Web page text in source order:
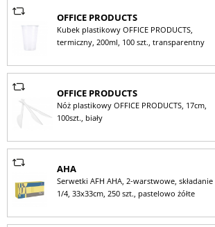
OFFICE PRODUCTS
Kubek plastikowy OFFICE PRODUCTS,
termiczny, 200ml, 100 szt., transparentny
OFFICE PRODUCTS
Nóż plastikowy OFFICE PRODUCTS, 17cm,
100szt., biały
AHA
Serwetki AFH AHA, 2-warstwowe, składanie
1/4, 33x33cm, 250 szt., pastelowo żółte